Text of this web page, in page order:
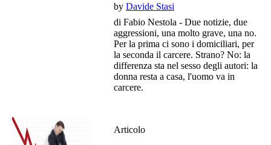
byDavide Stasi
di Fabio Nestola - Due notizie, due
aggressioni, una molto grave, una no.
Per la prima ci sono i domiciliari, per
la seconda il carcere. Strano? No: la
differenza sta nel sesso degli autori: la
donna resta a casa, l'uomo va in
carcere.
Articolo